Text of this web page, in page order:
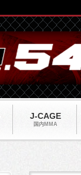
J-CAGE
国内MMA